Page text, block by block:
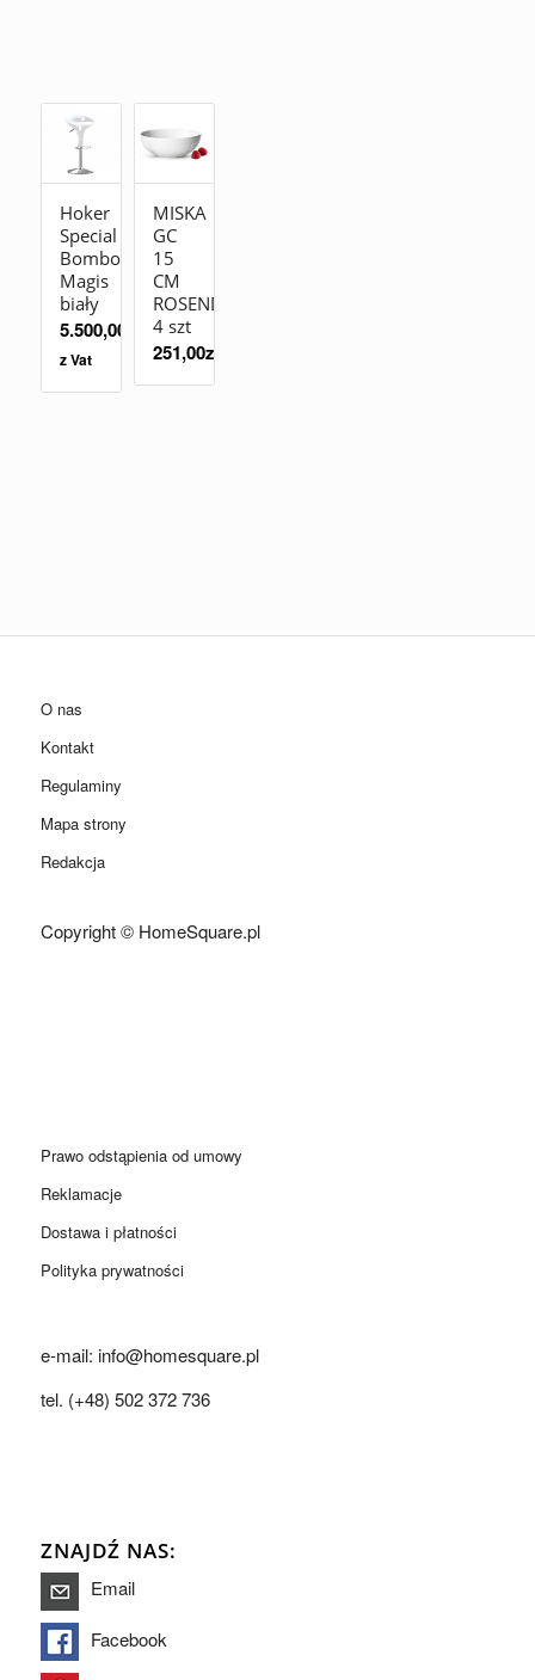
Hoker
Special
Bombo
Magis
biały
5.500,00
z Vat
MISKA
GC
15
CM
ROSENDAHL
4 szt
251,00zł
O nas
Kontakt
Regulaminy
Mapa strony
Redakcja
Copyright © HomeSquare.pl
Prawo odstąpienia od umowy
Reklamacje
Dostawa i płatności
Polityka prywatności
e-mail: info@homesquare.pl
tel. (+48) 502 372 736
ZNAJDŹ NAS:
Email
Facebook